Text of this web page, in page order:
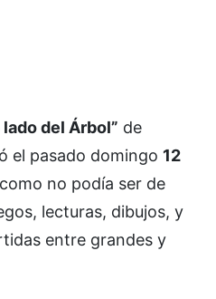
del Árbol” de
el pasado domingo 12
no podía ser de
lecturas, dibujos, y
entre grandes y